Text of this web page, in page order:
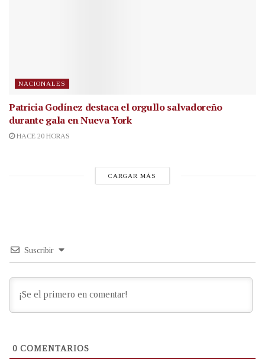
NACIONALES
Patricia Godínez destaca el orgullo salvadoreño
durante gala en Nueva York
HACE 20 HORAS
CARGAR MÁS
Suscribir
0 COMENTARIOS